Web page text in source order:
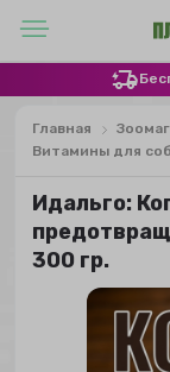
Главная
Витамины для
Идальго:
300 гр.